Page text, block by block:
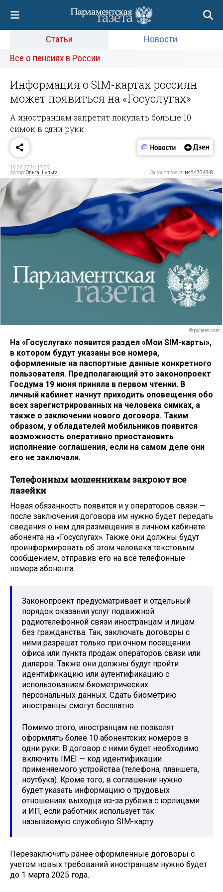
Статьи
Новости
Все о пенсиях в России
Информация о SIM-картах россиян
может появиться на «Госуслугах»
А иностранцам запретят покупать больше 10
симок в одни руки
19.06.2024 17:39
Автор:Ольга Шульга Законопроект: № 647048-8
© pxhere.com
На «Госуслугах» появится раздел «Мои SIM-карты»,
в котором будут указаны все номера,
оформленные на паспортные данные конкретного
пользователя. Предполагающий это законопроект
Госдума 19 июня приняла в первом чтении. В
личный кабинет начнут приходить оповещения обо
всех зарегистрированных на человека симках, а
также о заключении нового договора. Таким
образом, у обладателей мобильников появится
возможность оперативно приостановить
исполнение соглашения, если на самом деле они
его не заключали.
Телефонным мошенникам закроют все
лазейки
Новая обязанность появится и у операторов связи —
после заключения договора им нужно будет передать
сведения о нем для размещения в личном кабинете
абонента на «Госуслугах». Также они должны будут
проинформировать об этом человека текстовым
сообщением, отправив его на все телефонные
номера абонента.
Законопроект предусматривает и отдельный
порядок оказания услуг подвижной
радиотелефонной связи иностранцам и лицам
без гражданства. Так, заключать договоры с
ними разрешат только при очном посещении
офиса или пункта продаж операторов связи или
дилеров. Также они должны будут пройти
идентификацию или аутентификацию с
использованием биометрических
персональных данных. Сдать биометрию
иностранцы смогут бесплатно.
Помимо этого, иностранцам не позволят
оформлять более 10 абонентских номеров в
одни руки. В договор с ними будет необходимо
включить IMEI — код идентификации
применяемого устройства (телефона, планшета,
ноутбука). Кроме того, в соглашении нужно
будет указать информацию о трудовых
отношениях выходца из-за рубежа с юрлицами
и ИП, если работник использует так
называемую служебную SIM-карту.
Перезаключить ранее оформленные договоры с
учетом новых требований иностранцам нужно будет
до 1 марта 2025 года.